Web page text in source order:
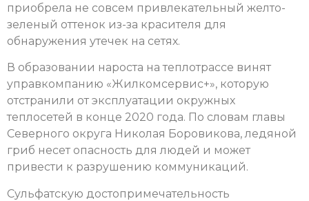
приобрела не совсем привлекательный желто-
зеленый оттенок из-за красителя для
обнаружения утечек на сетях.
В образовании нароста на теплотрассе винят
управкомпанию «Жилкомсервис+», которую
отстранили от эксплуатации окружных
теплосетей в конце 2020 года. По словам главы
Северного округа Николая Боровикова, ледяной
гриб несет опасность для людей и может
привести к разрушению коммуникаций.
Сульфатскую достопримечательность